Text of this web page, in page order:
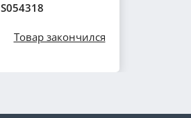
S054318
Товар закончился